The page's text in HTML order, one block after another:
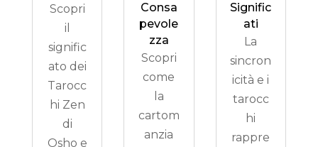
Scopri
il
signific
ato dei
Tarocc
hi Zen
di
Osho e
Consa
pevole
zza
Scopri
come
la
cartom
anzia
Signific
ati
La
sincron
icità e i
tarocc
hi
rappre